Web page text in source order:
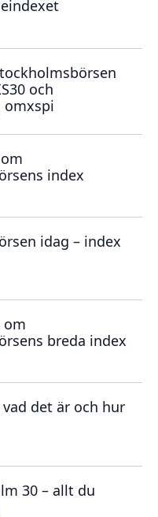
och
omxspi
index
idag – index
om
breda index
det är och hur
30 – allt du